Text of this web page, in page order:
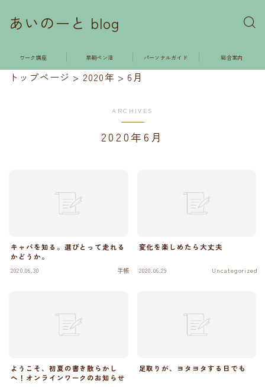
あいのーと blog
ワーク講座 早朝ペン活 パーソナルガイド 総合案内
トップページ > 2020年 > 6月
ARCHIVES
2020年6月
キャパを知る。選びとって走れる
かどうか。
2020.06.30 手帳
変化を楽しめたら大丈夫
2020.06.29 Uncategorized
ようこそ、初夏の書き散らかし
へ！オンラインワークのお知らせ
足取りが、ヨタヨタする日でも